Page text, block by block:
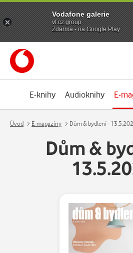
E-knihy Audioknihy E-
Úvod E-magazíny Dům & bydlení -
Dům &
Vodafone galerie
vf.cz.group
Zdarma - na Google Play